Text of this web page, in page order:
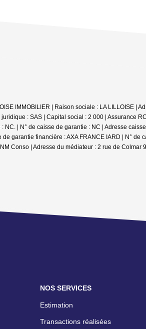
IMMOBILIER | Raison sociale : LA LILLOISE |
: SAS | Capital social : 2 000 | Assurance
| N° de caisse de garantie : NC | Adresse
garantie financière : AXA FRANCE IARD | N°
Conso | Adresse du médiateur : 2 rue de Colmar
NOS SERVICES
Estimation
Transactions réalisées